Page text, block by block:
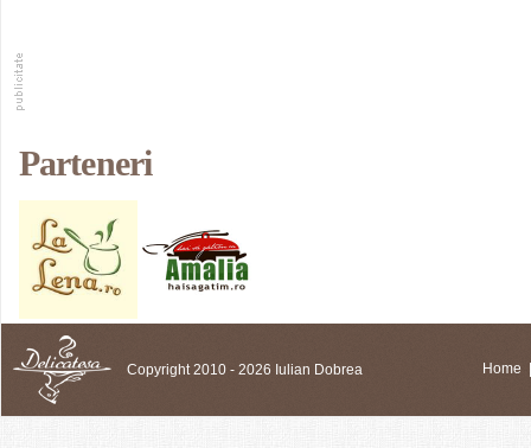
Parteneri
Copyright 2010 - 2026 Iulian Dobrea Home